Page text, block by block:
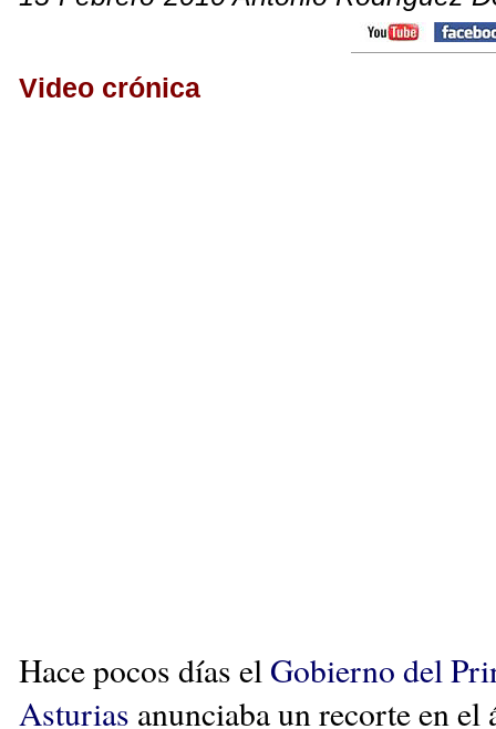
Video crónica
Hace pocos días el Gobierno del
Asturias anunciaba un recorte en el